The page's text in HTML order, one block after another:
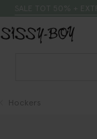
Hockers